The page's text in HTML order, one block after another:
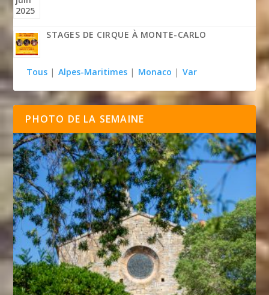
STAGES DE CIRQUE À MONTE-CARLO
Tous | Alpes-Maritimes | Monaco | Var
PHOTO DE LA SEMAINE